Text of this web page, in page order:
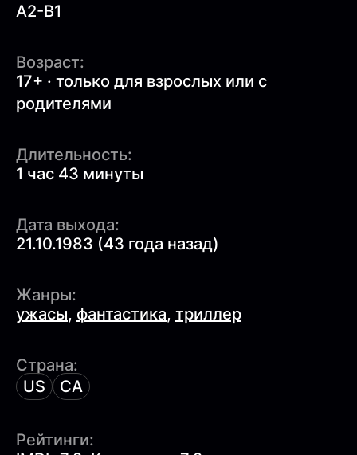
A2-B1
Возраст:
17+ · только для взрослых или с
родителями
Длительность:
1 час 43 минуты
Дата выхода:
21.10.1983 (43 года назад)
Жанры:
ужасы, фантастика, триллер
Страна:
US
CA
Рейтинги: